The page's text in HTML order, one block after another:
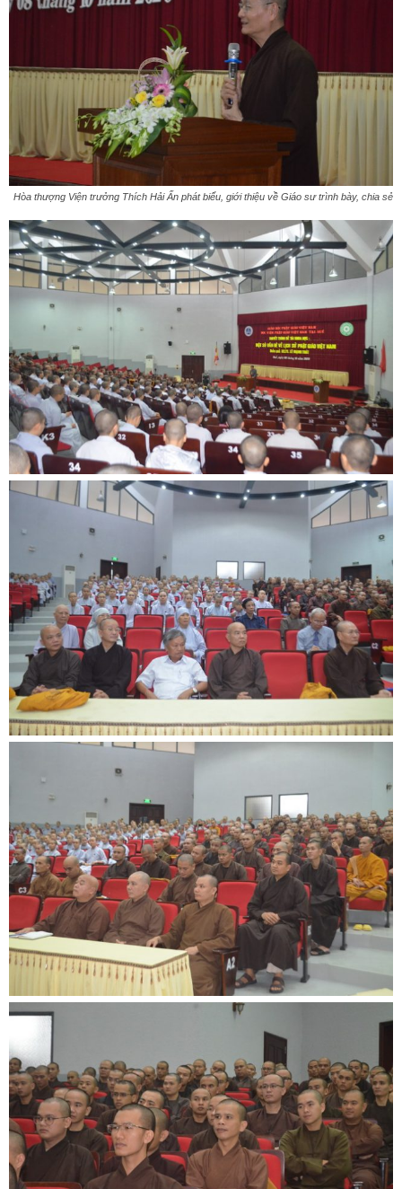
Hòa thượng Viện trưởng Thích Hải Ấn phát biểu, giới thiệu về Giáo sư trình bày, chia sẻ